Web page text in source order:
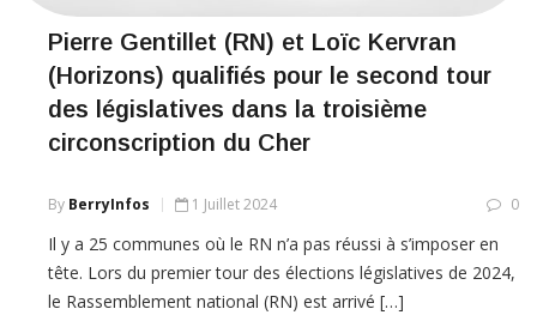
Pierre Gentillet (RN) et Loïc Kervran
(Horizons) qualifiés pour le second tour
des législatives dans la troisième
circonscription du Cher
By BerryInfos 1 Juillet 2024 0
Il y a 25 communes où le RN n’a pas réussi à s’imposer en
tête. Lors du premier tour des élections législatives de 2024,
le Rassemblement national (RN) est arrivé […]